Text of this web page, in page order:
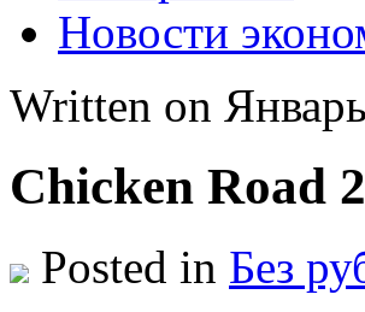
Новости
Written on
Chicken Road
Posted in Без